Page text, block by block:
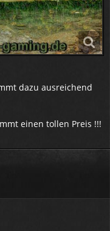
dazu ausreichend
einen tollen Preis !!!